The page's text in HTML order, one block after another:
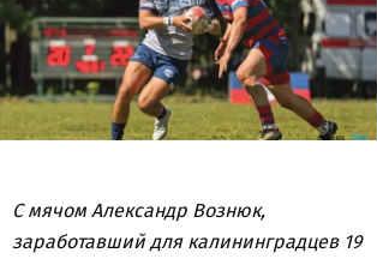
С мячом Александр Вознюк,
заработавший для калининградцев 19